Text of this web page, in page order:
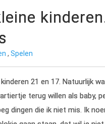
, Spelen
21 en 17. Natuurlijk
terug willen als baby,
dingen die ik niet mis. Ik